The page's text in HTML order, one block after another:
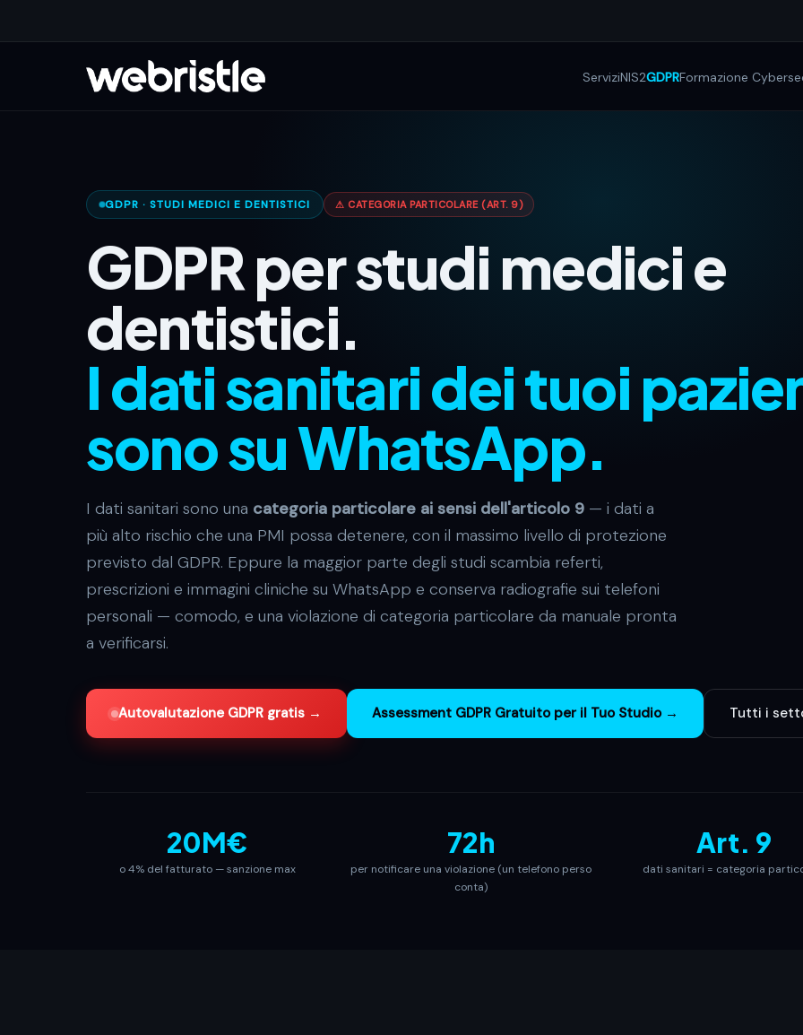
ServiziNIS2GDPRFormazione
GDPR · STUDI MEDICI E DENTISTICI ⚠ CATEGORIA PARTICOLARE (ART. 9)
GDPR per studi medici e
dentistici.
I dati sanitari dei tuoi
sono su WhatsApp.
I dati sanitari sono una categoria particolare ai sensi dell'articolo 9 — i dati a
più alto rischio che una PMI possa detenere, con il massimo livello di protezione
previsto dal GDPR. Eppure la maggior parte degli studi scambia referti,
prescrizioni e immagini cliniche su WhatsApp e conserva radiografie sui telefoni
personali — comodo, e una violazione di categoria particolare da manuale pronta
a verificarsi.
Autovalutazione GDPR gratis → Assessment GDPR Gratuito per il Tuo Studio → Tutti i
20M€
o 4% del fatturato — sanzione max
72h
per notificare una violazione (un telefono perso
conta)
Art. 9
dati sanitari = categoria